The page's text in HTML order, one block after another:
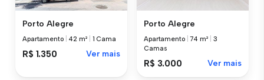
Porto Alegre
Apartamento 42 m² 1 Cama
R$ 1.350 Ver mais
Porto Alegre
Apartamento |74 m²
3
Camas
R$ 3.000 Ver mais